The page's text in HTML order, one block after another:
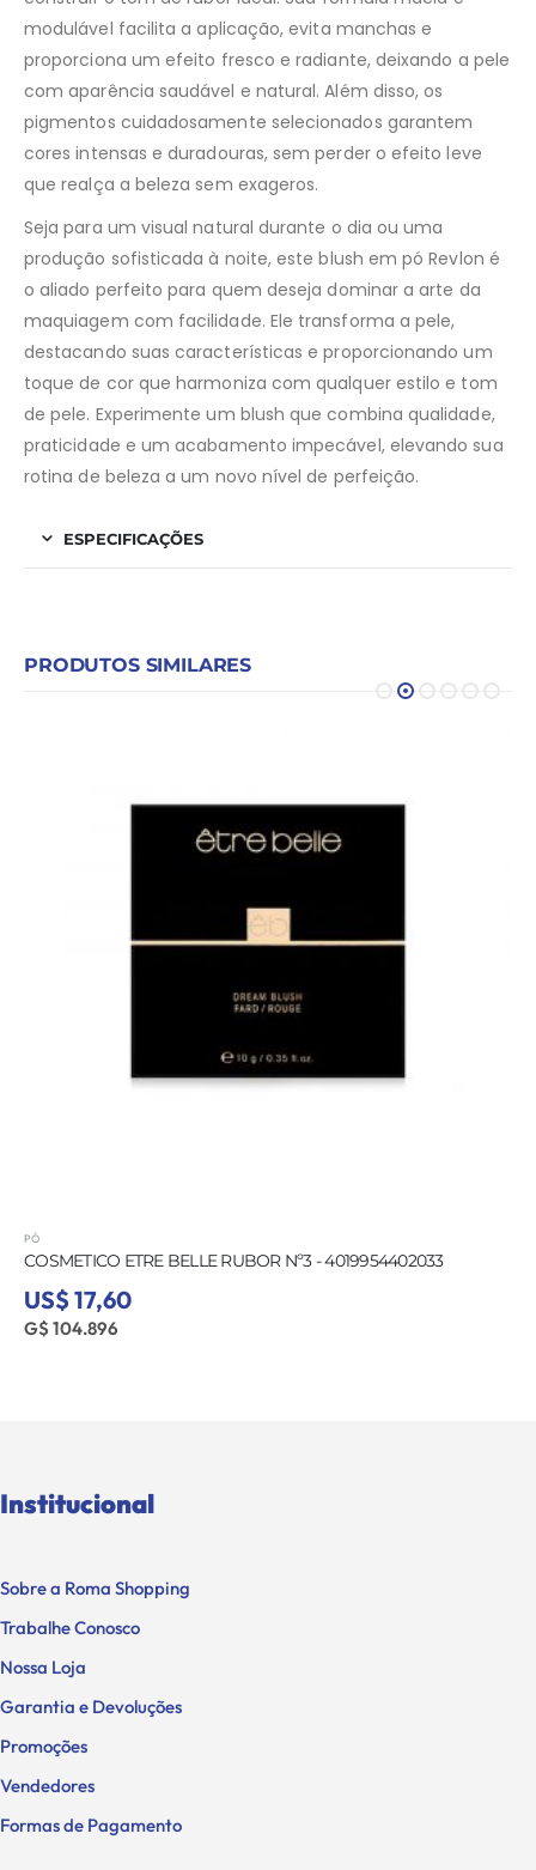
modulável facilita a aplicação, evita manchas e
proporciona um efeito fresco e radiante, deixando a pele
com aparência saudável e natural. Além disso, os
pigmentos cuidadosamente selecionados garantem
cores intensas e duradouras, sem perder o efeito leve
que realça a beleza sem exageros.
Seja para um visual natural durante o dia ou uma
produção sofisticada à noite, este blush em pó Revlon é
o aliado perfeito para quem deseja dominar a arte da
maquiagem com facilidade. Ele transforma a pele,
destacando suas características e proporcionando um
toque de cor que harmoniza com qualquer estilo e tom
de pele. Experimente um blush que combina qualidade,
praticidade e um acabamento impecável, elevando sua
rotina de beleza a um novo nível de perfeição.
ESPECIFICAÇÕES
PRODUTOS SIMILARES
PÓ
COSMETICO ETRE BELLE RUBOR Nº3 - 4019954402033
US$ 17,60
G$ 104.896
Institucional
Sobre a Roma Shopping
Trabalhe Conosco
Nossa Loja
Garantia e Devoluções
Promoções
Vendedores
Formas de Pagamento